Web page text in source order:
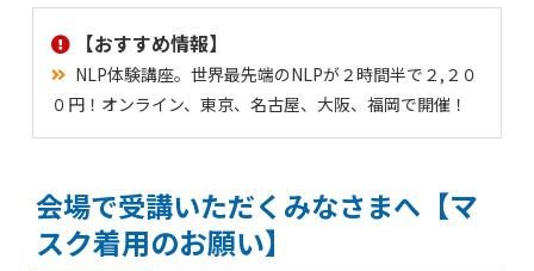
【おすすめ情報】
NLP体験講座。世界最先端のNLPが２時間半で２,２０
０円！オンライン、東京、名古屋、大阪、福岡で開催！
会場で受講いただくみなさまへ 【マ
スク着用のお願い】